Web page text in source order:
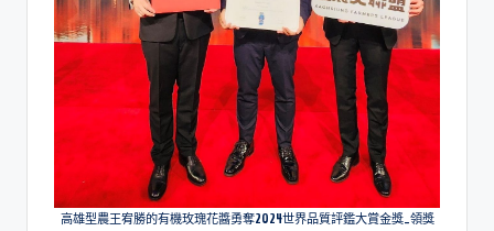
高雄型農王宥勝的有機玫瑰花醬勇奪2024世界品質評鑑大賞金獎_領獎